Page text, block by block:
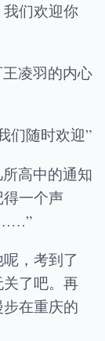
们欢迎你
凌羽的内心
们随时欢迎”
高中的通知
一个声
……”
，考到了
了吧。再
在重庆的